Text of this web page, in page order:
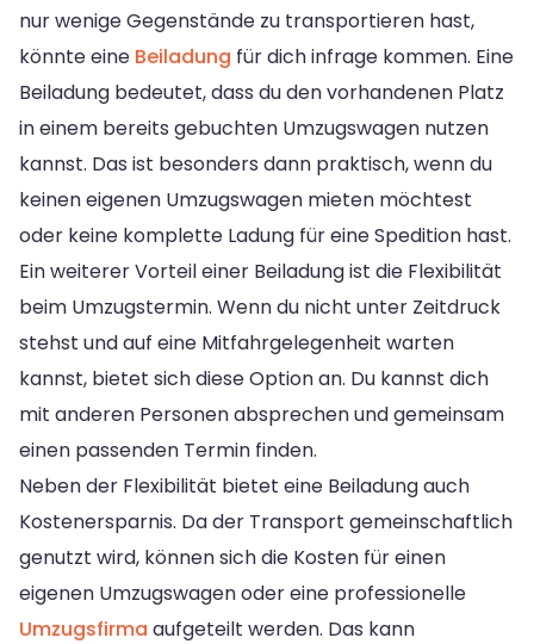
nur wenige Gegenstände zu transportieren hast,
könnte eine Beiladung für dich infrage kommen. Eine
Beiladung bedeutet, dass du den vorhandenen Platz
in einem bereits gebuchten Umzugswagen nutzen
kannst. Das ist besonders dann praktisch, wenn du
keinen eigenen Umzugswagen mieten möchtest
oder keine komplette Ladung für eine Spedition hast.
Ein weiterer Vorteil einer Beiladung ist die Flexibilität
beim Umzugstermin. Wenn du nicht unter Zeitdruck
stehst und auf eine Mitfahrgelegenheit warten
kannst, bietet sich diese Option an. Du kannst dich
mit anderen Personen absprechen und gemeinsam
einen passenden Termin finden.
Neben der Flexibilität bietet eine Beiladung auch
Kostenersparnis. Da der Transport gemeinschaftlich
genutzt wird, können sich die Kosten für einen
eigenen Umzugswagen oder eine professionelle
Umzugsfirma aufgeteilt werden. Das kann